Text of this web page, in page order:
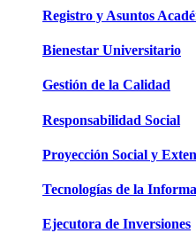
Registro y Asuntos
Bienestar Universitario
Gestión de la Calidad
Responsabilidad Social
Proyección Social y
Tecnologías de la
Ejecutora de Inversiones